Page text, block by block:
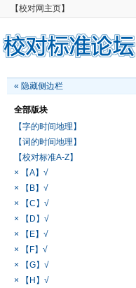
【校对网主页】
« 隐藏侧边栏
全部版块
【字的时间地理】
【词的时间地理】
【校对标准A-Z】
× 【A】√
× 【B】√
× 【C】√
× 【D】√
× 【E】√
× 【F】√
× 【G】√
× 【H】√